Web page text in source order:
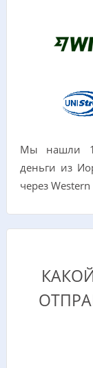
Мы нашли 1
деньги из
через